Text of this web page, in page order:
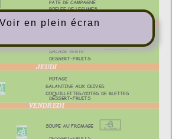
Voir en plein écran